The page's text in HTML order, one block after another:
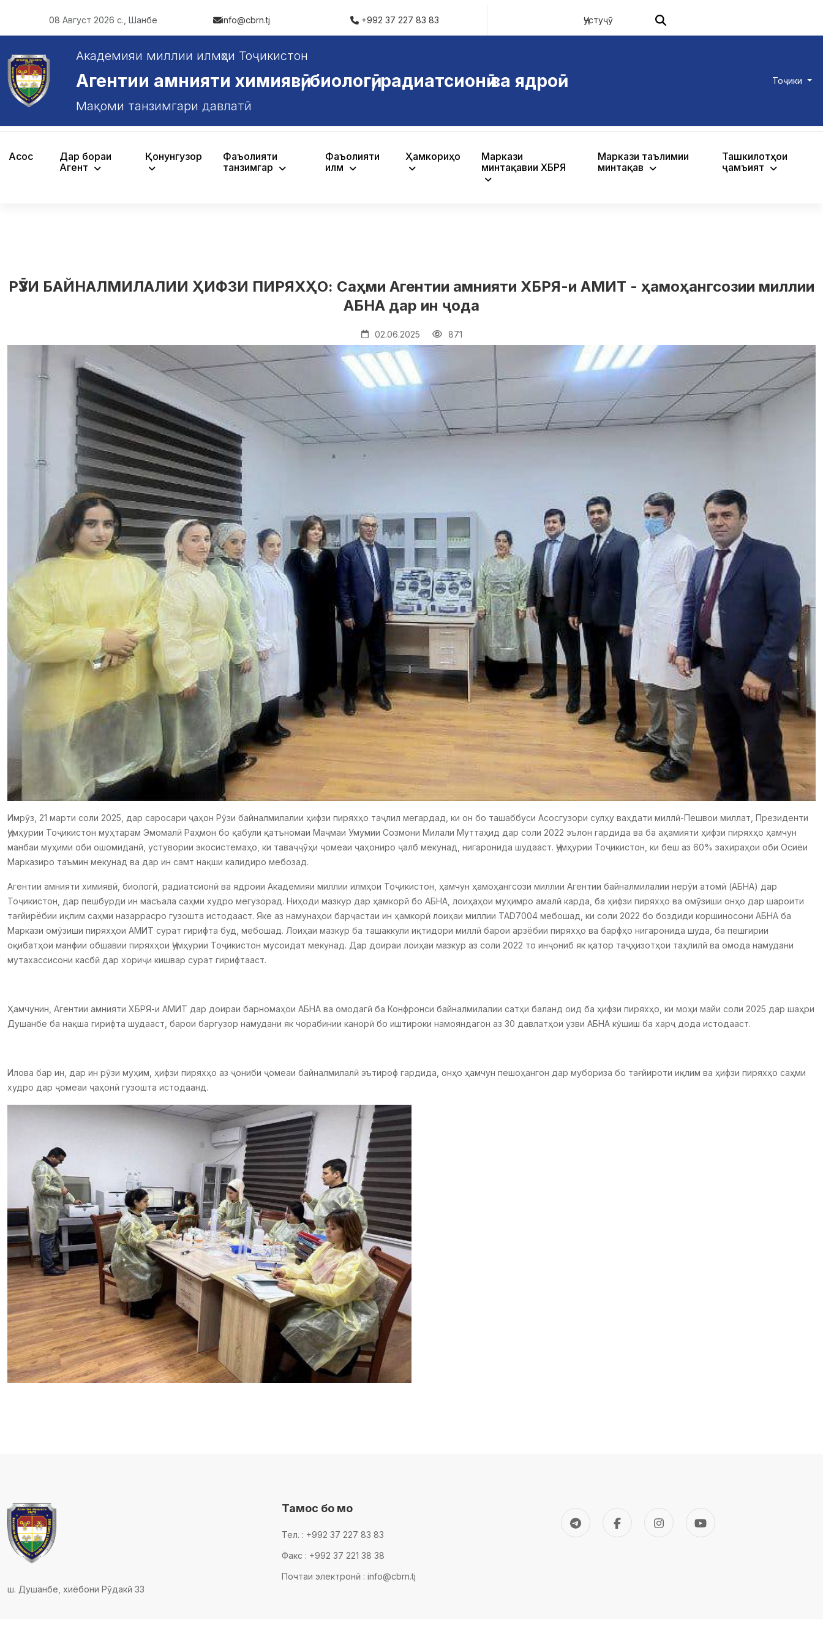
08 Август 2026 с., Шанбе info@cbrn.tj +992 37 227 83 83
Академияи миллии илмҳои Тоҷикистон
Агентии амнияти химиявӣ, биологӣ, радиатсионӣ ва ядроӣ
Мақоми танзимгари давлатӣ
Тоҷики
Асосӣ
Дар бораи
Агентӣ
Қонунгузорӣ
Фаъолияти
танзимгарӣ
Фаъолияти
илмӣ
Ҳамкориҳо
Маркази
минтақавии ХБРЯ
Маркази таълимии
минтақавӣ
Ташкилотҳои
ҷамъиятӣ
РӮЗИ БАЙНАЛМИЛАЛИИ ҲИФЗИ ПИРЯХҲО: Саҳми Агентии амнияти ХБРЯ-и АМИТ - ҳамоҳангсозии миллии
АБНА дар ин ҷода
02.06.2025 871
Имрӯз, 21 марти соли 2025, дар саросари ҷаҳон Рӯзи байналмилалии ҳифзи пиряхҳо таҷлил мегардад, ки он бо ташаббуси Асосгузори сулҳу ваҳдати миллӣ-Пешвои миллат, Президенти
Ҷумҳурии Тоҷикистон муҳтарам Эмомалӣ Раҳмон бо қабули қатъномаи Маҷмаи Умумии Созмони Милали Муттаҳид дар соли 2022 эълон гардида ва ба аҳамияти ҳифзи пиряхҳо ҳамчун
манбаи муҳими оби ошомиданӣ, устувории экосистемаҳо, ки таваҷҷӯҳи ҷомеаи ҷаҳониро ҷалб мекунад, нигаронида шудааст. Ҷумҳурии Тоҷикистон, ки беш аз 60% захираҳои оби Осиёи
Марказиро таъмин мекунад ва дар ин самт нақши калидиро мебозад.
Агентии амнияти химиявӣ, биологӣ, радиатсионӣ ва ядроии Академияи миллии илмҳои Тоҷикистон, ҳамчун ҳамоҳангсози миллии Агентии байналмилалии нерӯи атомӣ (АБНА) дар
Тоҷикистон, дар пешбурди ин масъала саҳми худро мегузорад. Ниҳоди мазкур дар ҳамкорӣ бо АБНА, лоиҳаҳои муҳимро амалӣ карда, ба ҳифзи пиряхҳо ва омӯзиши онҳо дар шароити
тағйирёбии иқлим саҳми назаррасро гузошта истодааст. Яке аз намунаҳои барҷастаи ин ҳамкорӣ лоиҳаи миллии TAD7004 мебошад, ки соли 2022 бо боздиди коршиносони АБНА ба
Маркази омӯзиши пиряхҳои АМИТ сурат гирифта буд, мебошад. Лоиҳаи мазкур ба ташаккули иқтидори миллӣ барои арзёбии пиряхҳо ва барфҳо нигаронида шуда, ба пешгирии
оқибатҳои манфии обшавии пиряхҳои Ҷумҳурии Тоҷикистон мусоидат мекунад. Дар доираи лоиҳаи мазкур аз соли 2022 то инҷониб як қатор таҷҳизотҳои таҳлилӣ ва омода намудани
мутахассисони касбӣ дар хориҷи кишвар сурат гирифтааст.
Ҳамчунин, Агентии амнияти ХБРЯ-и АМИТ дар доираи барномаҳои АБНА ва омодагӣ ба Конфронси байналмилалии сатҳи баланд оид ба ҳифзи пиряхҳо, ки моҳи майи соли 2025 дар шаҳри
Душанбе ба нақша гирифта шудааст, барои баргузор намудани як чорабинии канорӣ бо иштироки намояндагон аз 30 давлатҳои узви АБНА кӯшиш ба харҷ дода истодааст.
Илова бар ин, дар ин рӯзи муҳим, ҳифзи пиряхҳо аз ҷониби ҷомеаи байналмилалӣ эътироф гардида, онҳо ҳамчун пешоҳангон дар мубориза бо тағйироти иқлим ва ҳифзи пиряхҳо саҳми
худро дар ҷомеаи ҷаҳонӣ гузошта истодаанд.
ш. Душанбе, хиёбони Рӯдакӣ 33
Тамос бо мо
Тел. : +992 37 227 83 83
Факс : +992 37 221 38 38
Почтаи электронӣ : info@cbrn.tj